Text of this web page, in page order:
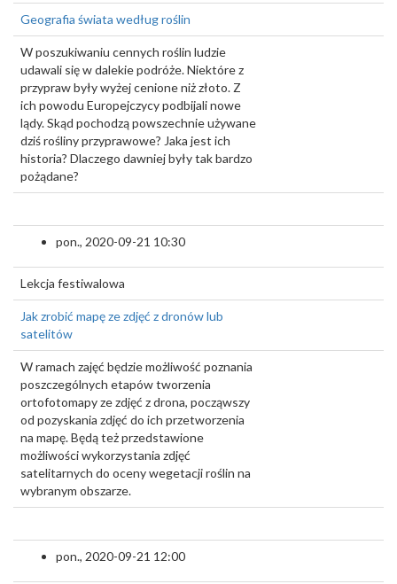
Geografia świata według roślin
W poszukiwaniu cennych roślin ludzie
udawali się w dalekie podróże. Niektóre z
przypraw były wyżej cenione niż złoto. Z
ich powodu Europejczycy podbijali nowe
lądy. Skąd pochodzą powszechnie używane
dziś rośliny przyprawowe? Jaka jest ich
historia? Dlaczego dawniej były tak bardzo
pożądane?
pon., 2020-09-21 10:30
Lekcja festiwalowa
Jak zrobić mapę ze zdjęć z dronów lub
satelitów
W ramach zajęć będzie możliwość poznania
poszczególnych etapów tworzenia
ortofotomapy ze zdjęć z drona, począwszy
od pozyskania zdjęć do ich przetworzenia
na mapę. Będą też przedstawione
możliwości wykorzystania zdjęć
satelitarnych do oceny wegetacji roślin na
wybranym obszarze.
pon., 2020-09-21 12:00